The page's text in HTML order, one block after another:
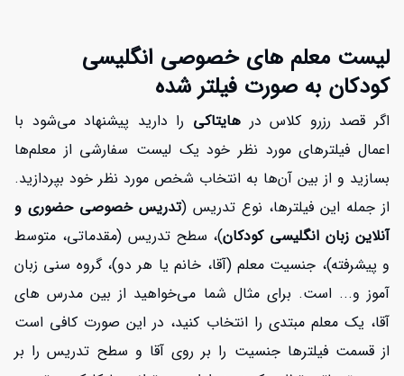
لیست معلم های خصوصی انگلیسی
کودکان به صورت فیلتر شده
اگر قصد رزرو کلاس در هایتاکی را دارید پیشنهاد می‌شود با
اعمال فیلترهای مورد نظر خود یک لیست سفارشی از معلم‌ها
بسازید و از بین آن‌ها به انتخاب شخص مورد نظر خود بپردازید.
از جمله این فیلترها، نوع تدریس (تدریس خصوصی حضوری و
آنلاین زبان انگلیسی کودکان)، سطح تدریس (مقدماتی، متوسط
و پیشرفته)، جنسیت معلم (آقا، خانم یا هر دو)، گروه سنی زبان
آموز و... است. برای مثال شما می‌خواهید از بین مدرس های
آقا، یک معلم مبتدی را انتخاب کنید، در این صورت کافی است
از قسمت فیلترها جنسیت را بر روی آقا و سطح تدریس را بر